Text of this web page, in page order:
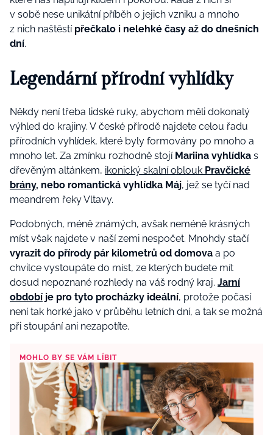
v sobě nese unikátní příběh o jejich vzniku a mnoho
z nich naštěstí přečkalo i nelehké časy až do dnešních
dní.
Legendární přírodní vyhlídky
Někdy není třeba lidské ruky, abychom měli dokonalý
výhled do krajiny. V české přírodě najdete celou řadu
přírodních vyhlídek, které byly formovány po mnoho a
mnoho let. Za zmínku rozhodně stojí Mariina vyhlídka s
dřevěným altánkem, ikonický skalní oblouk Pravčické
brány, nebo romantická vyhlídka Máj, jež se tyčí nad
meandrem řeky Vltavy.
Podobných, méně známých, avšak neméně krásných
míst však najdete v naší zemi nespočet. Mnohdy stačí
vyrazit do přírody pár kilometrů od domova a po
chvilce vystoupáte do míst, ze kterých budete mít
dosud nepoznané rozhledy na váš rodný kraj. Jarní
období je pro tyto procházky ideální, protože počasí
není tak horké jako v průběhu letních dní, a tak se možná
při stoupání ani nezapotíte.
MOHLO BY SE VÁM LÍBIT